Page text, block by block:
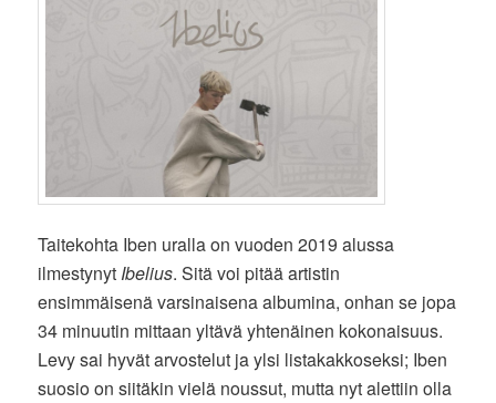
Taitekohta Iben uralla on vuoden 2019 alussa
ilmestynyt Ibelius. Sitä voi pitää artistin
ensimmäisenä varsinaisena albumina, onhan se jopa
34 minuutin mittaan yltävä yhtenäinen kokonaisuus.
Levy sai hyvät arvostelut ja ylsi listakakkoseksi; Iben
suosio on siitäkin vielä noussut, mutta nyt alettiin olla